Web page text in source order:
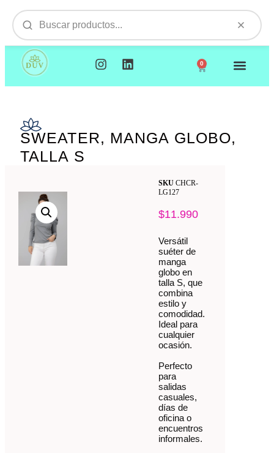
0
SWEATER, MANGA GLOBO,
TALLA S
SKUCHCR-
LG127
$11.990
Versátil
suéter de
manga
globo en
talla S, que
combina
estilo y
comodidad.
Ideal para
cualquier
ocasión.
Perfecto
para
salidas
casuales,
días de
oficina o
encuentros
informales.